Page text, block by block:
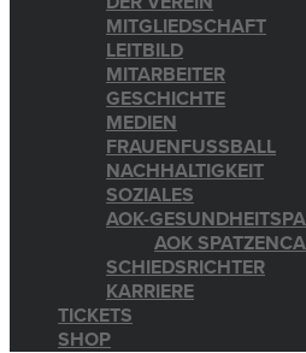
MITGLIEDSCHAFT
LEITBILD
MITARBEITER
GESCHICHTE
MEDIEN
FRAUENFUSSBALL
NACHHALTIGKEIT
SOZIALES
AOK-
AOK
SCHIEDSRICHTER
KARRIERE
TICKETS
SHOP